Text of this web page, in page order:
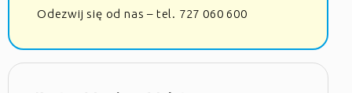
Odezwij się od nas – tel. 727 060 600